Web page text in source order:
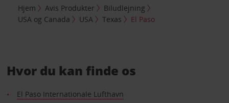
Hjem Avis Produkter
Biludlejning
USA og Canada
USA Texas El Paso
Hvor du kan finde os
El Paso Internationale Lufthavn